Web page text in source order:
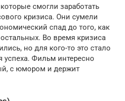
смогли заработать
кризиса. Они сумели
спад до того, как
Во время кризиса
но для кого-то это стало
Фильм интересно
с юмором и держит